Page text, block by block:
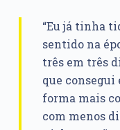
“Eu já tinha
sentido na
três em três
que consegui
forma mais
com menos